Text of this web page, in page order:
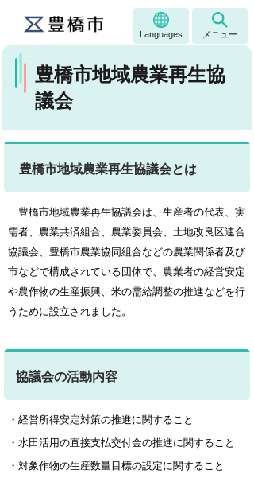
Languages メニュー
豊橋市地域農業再生協
議会
豊橋市地域農業再生協議会とは
豊橋市地域農業再生協議会は、生産者の代表、実
需者、農業共済組合、農業委員会、土地改良区連合
協議会、豊橋市農業協同組合などの農業関係者及び
市などで構成されている団体で、農業者の経営安定
や農作物の生産振興、米の需給調整の推進などを行
うために設立されました。
協議会の活動内容
・経営所得安定対策の推進に関すること
・水田活用の直接支払交付金の推進に関すること
・対象作物の生産数量目標の設定に関すること